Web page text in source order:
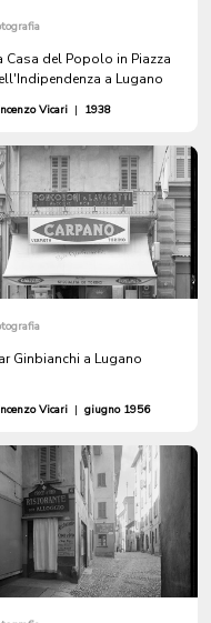
Casa del Popolo in Piazza
a Lugano
Vicari | 1938
Ginbianchi a Lugano
Vicari | giugno 1956